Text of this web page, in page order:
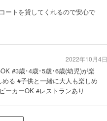
ートを貸してくれるので安心で
#3歳･4歳･5歳･6歳(幼児)が楽
る #子供と一緒に大人も楽しめ
ーカーOK #レストランあり
2022年10月4日